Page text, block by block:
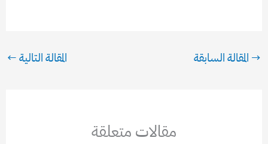
→ المقالة السابقة المقالة التالية←
مقالات متعلقة